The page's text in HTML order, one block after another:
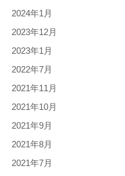
2024年1月
2023年12月
2023年1月
2022年7月
2021年11月
2021年10月
2021年9月
2021年8月
2021年7月